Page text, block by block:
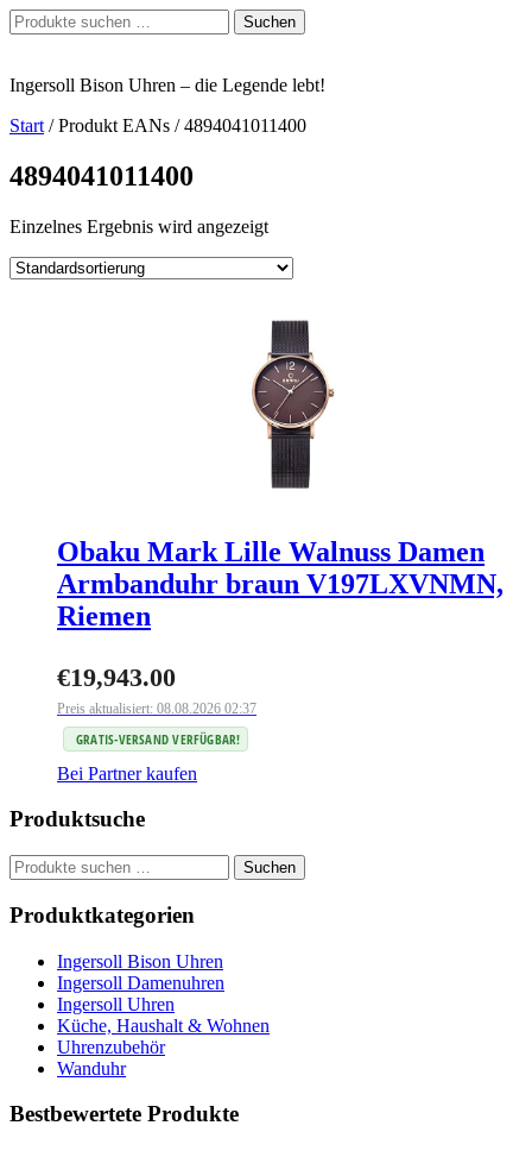
Zum
Inhalt
Suchen
nach:
Suchen
Ingersoll Bison Uhren – die Legende lebt!
Start / Produkt EANs / 4894041011400
4894041011400
Einzelnes Ergebnis wird angezeigt
Obaku Mark Lille Walnuss Damen
Armbanduhr braun V197LXVNMN,
Riemen
€19,943.00
Preis aktualisiert: 08.08.2026 02:37
GRATIS-VERSAND VERFÜGBAR!
Bei Partner kaufen
Produktsuche
Suchen
nach:
Suchen
Produktkategorien
Ingersoll Bison Uhren
Ingersoll Damenuhren
Ingersoll Uhren
Küche, Haushalt & Wohnen
Uhrenzubehör
Wanduhr
Bestbewertete Produkte